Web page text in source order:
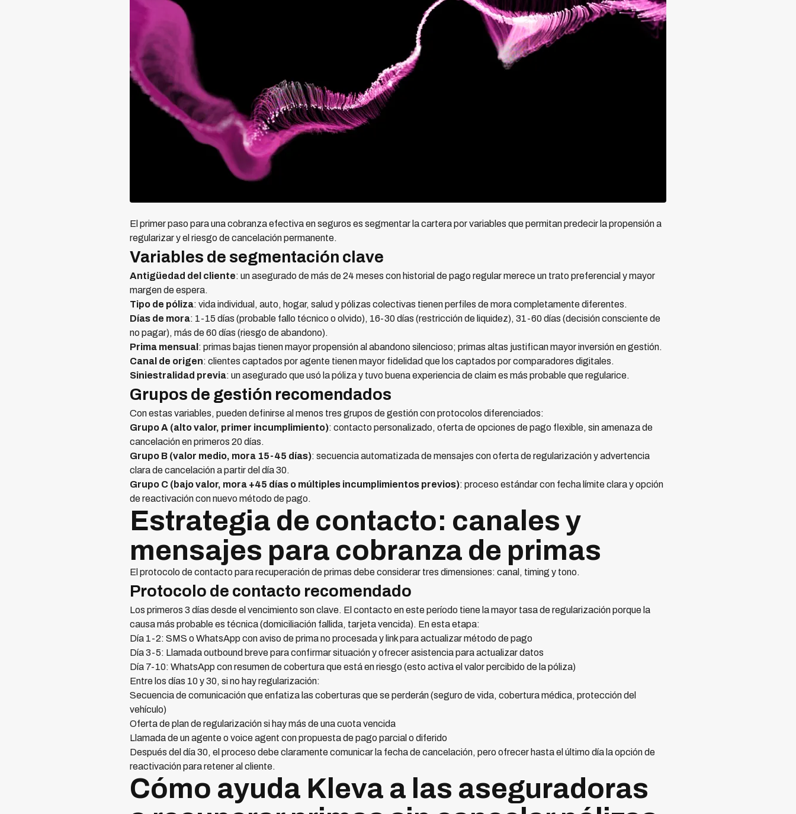
El primer paso para una cobranza efectiva en seguros es segmentar la cartera por variables que permitan predecir la propensión a
regularizar y el riesgo de cancelación permanente.
Variables de segmentación clave
Antigüedad del cliente: un asegurado de más de 24 meses con historial de pago regular merece un trato preferencial y mayor
margen de espera.
Tipo de póliza: vida individual, auto, hogar, salud y pólizas colectivas tienen perfiles de mora completamente diferentes.
Días de mora: 1-15 días (probable fallo técnico o olvido), 16-30 días (restricción de liquidez), 31-60 días (decisión consciente de
no pagar), más de 60 días (riesgo de abandono).
Prima mensual : primas bajas tienen mayor propensión al abandono silencioso; primas altas justifican mayor inversión en gestión.
Canal de origen: clientes captados por agente tienen mayor fidelidad que los captados por comparadores digitales.
Siniestralidad previa: un asegurado que usó la póliza y tuvo buena experiencia de claim es más probable que regularice.
Grupos de gestión recomendados
Con estas variables, pueden definirse al menos tres grupos de gestión con protocolos diferenciados:
Grupo A (alto valor, primer incumplimiento): contacto personalizado, oferta de opciones de pago flexible, sin amenaza de
cancelación en primeros 20 días.
Grupo B (valor medio, mora 15-45 días): secuencia automatizada de mensajes con oferta de regularización y advertencia
clara de cancelación a partir del día 30.
Grupo C (bajo valor, mora +45 días o múltiples incumplimientos previos): proceso estándar con fecha límite clara y opción
de reactivación con nuevo método de pago.
Estrategia de contacto: canales y
mensajes para cobranza de primas
El protocolo de contacto para recuperación de primas debe considerar tres dimensiones: canal, timing y tono.
Protocolo de contacto recomendado
Los primeros 3 días desde el vencimiento son clave. El contacto en este período tiene la mayor tasa de regularización porque la
causa más probable es técnica (domiciliación fallida, tarjeta vencida). En esta etapa:
Día 1-2: SMS o WhatsApp con aviso de prima no procesada y link para actualizar método de pago
Día 3-5: Llamada outbound breve para confirmar situación y ofrecer asistencia para actualizar datos
Día 7-10: WhatsApp con resumen de cobertura que está en riesgo (esto activa el valor percibido de la póliza)
Entre los días 10 y 30, si no hay regularización:
Secuencia de comunicación que enfatiza las coberturas que se perderán (seguro de vida, cobertura médica, protección del
vehículo)
Oferta de plan de regularización si hay más de una cuota vencida
Llamada de un agente o voice agent con propuesta de pago parcial o diferido
Después del día 30, el proceso debe claramente comunicar la fecha de cancelación, pero ofrecer hasta el último día la opción de
reactivación para retener al cliente.
Cómo ayuda Kleva a las aseguradoras